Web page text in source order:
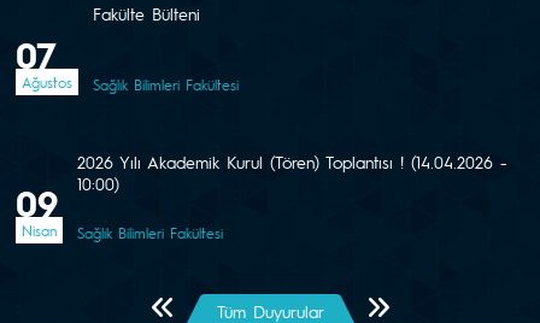
07
Ağustos
Fakülte Bülteni
Sağlık Bilimleri Fakültesi
09
Nisan
2026 Yılı Akademik Kurul (Tören) Toplantısı ! (14.04.2026 -
10:00)
Sağlık Bilimleri Fakültesi
Önceki SayfaTüm Duyurular Sonraki Sayfa